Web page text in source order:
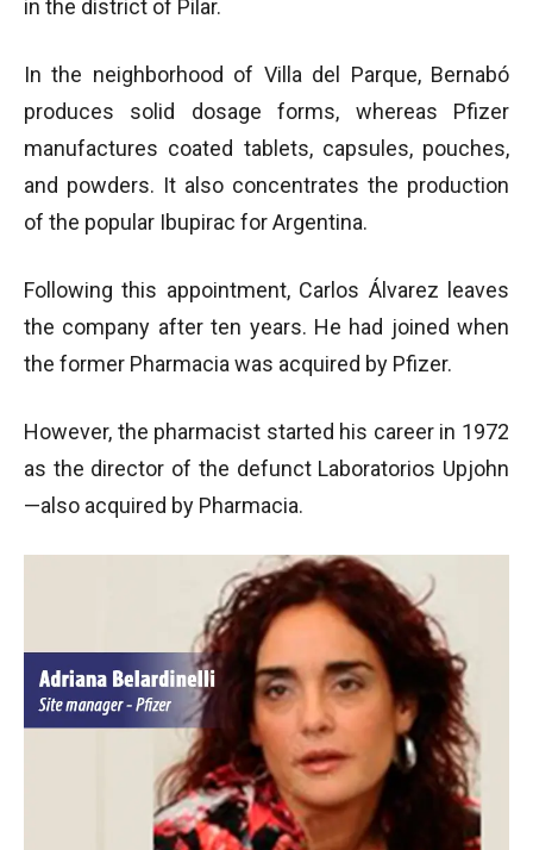
in the district of Pilar.
In the neighborhood of Villa del Parque, Bernabó
produces solid dosage forms, whereas Pfizer
manufactures coated tablets, capsules, pouches,
and powders. It also concentrates the production
of the popular Ibupirac for Argentina.
Following this appointment, Carlos Álvarez leaves
the company after ten years. He had joined when
the former Pharmacia was acquired by Pfizer.
However, the pharmacist started his career in 1972
as the director of the defunct Laboratorios Upjohn
—also acquired by Pharmacia.